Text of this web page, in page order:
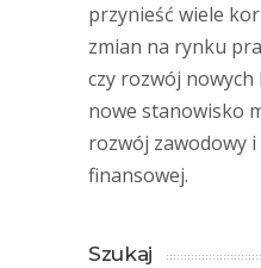
przynieść wiele
zmian na rynku
czy rozwój
nowe stanowisko
rozwój zawodowy
finansowej.
Szukaj